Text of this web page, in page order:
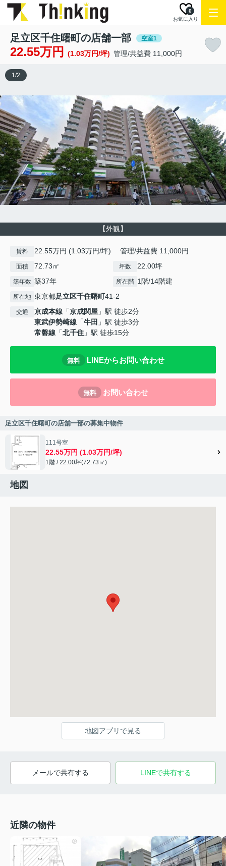
お気に入り
0
足立区千住曙町の店舗一部 空室1
22.55万円 (1.03万円/坪) 管理/共益費 11,000円
【外観】
1/2
賃料 22.55万円 (1.03万円/坪) 管理/共益費 11,000円
面積 72.73㎡ 坪数 22.00坪
築年数 築37年 所在階 1階/14階建
所在地 東京都足立区千住曙町41-2
交通 京成本線 「京成関屋 」駅 徒歩2分
東武伊勢崎線 「牛田 」駅 徒歩3分
常磐線 「北千住 」駅 徒歩15分
無料 LINEからお問い合わせ
無料 お問い合わせ
足立区千住曙町の店舗一部の募集中物件
111号室
22.55万円 (1.03万円/坪)
1階 / 22.00坪(72.73㎡)
地図
地図アプリで見る
メールで共有する LINEで共有する
近隣の物件